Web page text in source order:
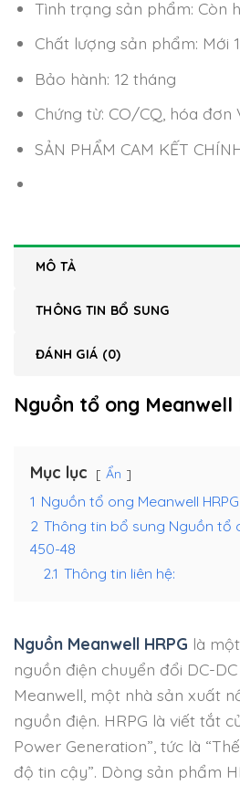
Tình trạng sản phẩm: Còn
Chất lượng sản phẩm: Mới
Bảo hành: 12 tháng
Chứng từ: CO/CQ, hóa đơn
SẢN PHẨM CAM KẾT
MÔ TẢ
THÔNG TIN BỔ SUNG
ĐÁNH GIÁ (0)
Nguồn tổ ong Meanwell
Mục lục Ẩn
1 Nguồn tổ ong Meanwell
2 Thông tin bổ sung Nguồn tổ
450-48
2.1 Thông tin liên hệ:
Nguồn Meanwell HRPG là
nguồn điện chuyển đổi DC-
Meanwell, một nhà sản xuất
nguồn điện. HRPG là viết tắt
Power Generation”, tức là
độ tin cậy”. Dòng sản phẩm